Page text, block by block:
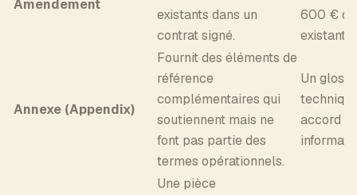
Amendement
existants dans un
contrat signé.
600 €
existant.
Annexe (Appendix)
Fournit des éléments de
référence
complémentaires qui
soutiennent mais ne
font pas partie des
termes opérationnels.
Un
accord
Une pièce